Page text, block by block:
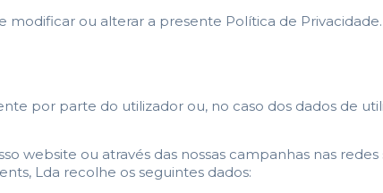
ou alterar a presente Política de
por parte do utilizador ou, no caso dos dados de
website ou através das nossas campanhas nas
Lda recolhe os seguintes dados: